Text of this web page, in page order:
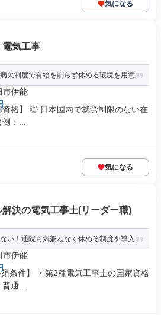
気になる
電気工事
欠制度で有給を削らず休める環境を用意
市伊能
資格】 ◎ 日本国内で就労制限のない在
：...
気になる
決の電気工事士(リーダー職)
い！通院も気兼ねなく休める制度を導入
市伊能
条件】 ・第2種電気工事士の国家資格
通...